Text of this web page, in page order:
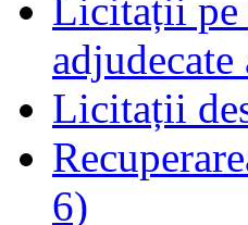
Licitații pe
Licitații
6)